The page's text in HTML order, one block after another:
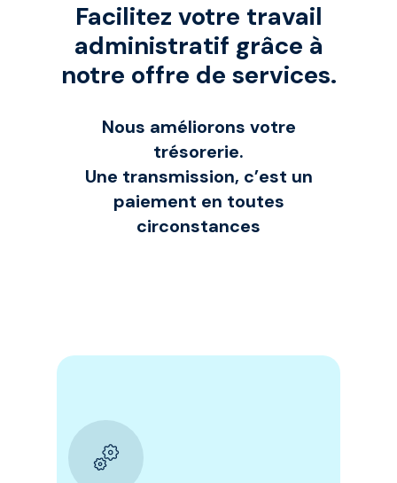
Facilitez votre travail
administratif grâce à
notre offre de services.
Nous améliorons votre
trésorerie.
Une transmission, c’est un
paiement en toutes
circonstances